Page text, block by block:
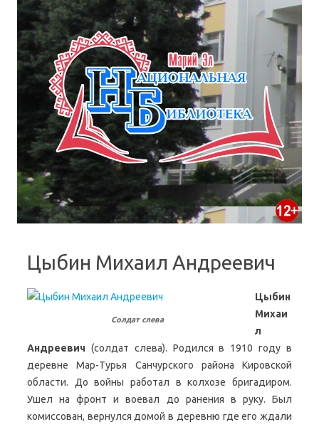
Цыбин Михаил Андреевич
Солдат слева
Цыбин
Михаи
л
Андреевич (солдат слева). Родился в 1910 году в
деревне Мар-Турья Санчурского района Кировской
области. До войны работал в колхозе бригадиром.
Ушел на фронт и воевал до ранения в руку. Был
комиссован, вернулся домой в деревню где его ждали